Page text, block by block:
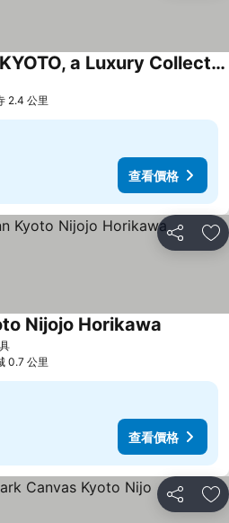
格
HOTEL THE MITSUI KYOTO, a Luxury Collection Hotel & Spa
2.4 公里
查看價格
分享 放
查看價格
Nijojo Horikawa
0.7 公里
查看價格
分享 放